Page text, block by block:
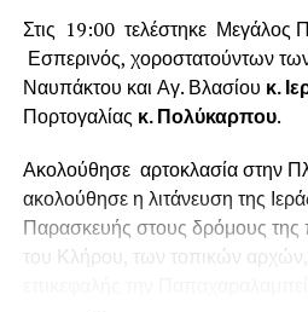
Στις 19:00 τελέστηκε Μεγάλος
Εσπερινός, χοροστατούντων
Ναυπάκτου και Αγ. Βλασίου κ.
Πορτογαλίας κ. Πολύκαρπου.
Ακολούθησε αρτοκλασία στην
ακολούθησε η λιτάνευση της
Παρασκευής στους δρόμους της
του Κλήρου, των τοπικών